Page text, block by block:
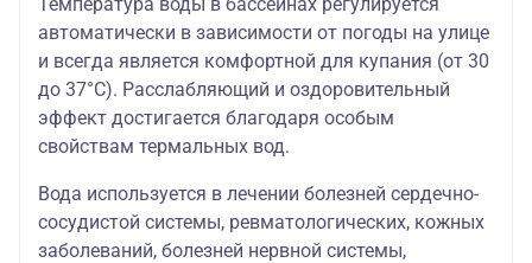
автоматически в зависимости от погоды на улице
и всегда является комфортной для купания (от 30
до 37°С). Расслабляющий и оздоровительный
эффект достигается благодаря особым
свойствам термальных вод.
Вода используется в лечении болезней сердечно-
сосудистой системы, ревматологических, кожных
заболеваний, болезней нервной системы,